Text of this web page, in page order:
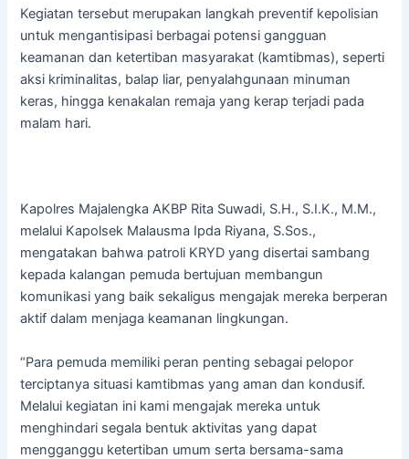
Kegiatan tersebut merupakan langkah preventif kepolisian
untuk mengantisipasi berbagai potensi gangguan
keamanan dan ketertiban masyarakat (kamtibmas), seperti
aksi kriminalitas, balap liar, penyalahgunaan minuman
keras, hingga kenakalan remaja yang kerap terjadi pada
malam hari.
Kapolres Majalengka AKBP Rita Suwadi, S.H., S.I.K., M.M.,
melalui Kapolsek Malausma Ipda Riyana, S.Sos.,
mengatakan bahwa patroli KRYD yang disertai sambang
kepada kalangan pemuda bertujuan membangun
komunikasi yang baik sekaligus mengajak mereka berperan
aktif dalam menjaga keamanan lingkungan.
“Para pemuda memiliki peran penting sebagai pelopor
terciptanya situasi kamtibmas yang aman dan kondusif.
Melalui kegiatan ini kami mengajak mereka untuk
menghindari segala bentuk aktivitas yang dapat
mengganggu ketertiban umum serta bersama-sama